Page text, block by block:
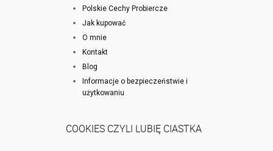
Polskie Cechy Probiercze
Jak kupować
O mnie
Kontakt
Blog
Informacje o bezpieczeństwie i
użytkowaniu
COOKIES CZYLI LUBIĘ CIASTKA